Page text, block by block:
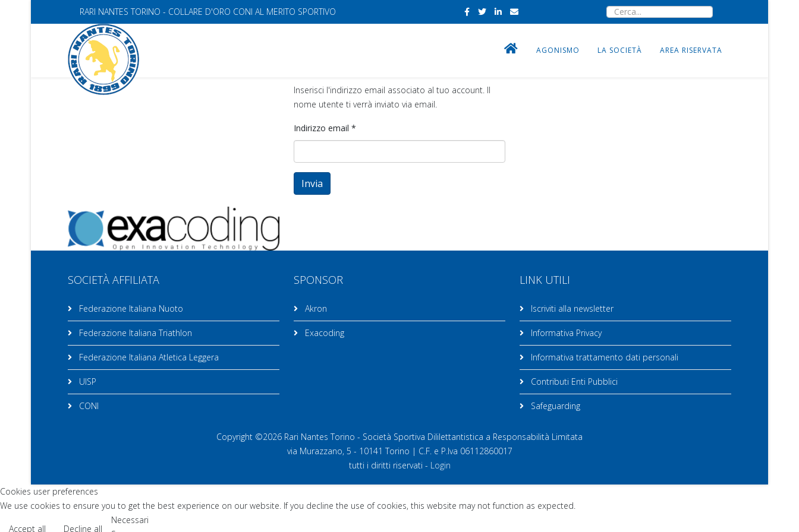
RARI NANTES TORINO - COLLARE D'ORO CONI AL MERITO SPORTIVO
AGONISMO LA SOCIETÀ AREA RISERVATA
Inserisci l'indirizzo email associato al tuo account. Il
nome utente ti verrà inviato via email.
Indirizzo email *
Invia
SOCIETÀ AFFILIATA
Federazione Italiana Nuoto
Federazione Italiana Triathlon
Federazione Italiana Atletica Leggera
UISP
CONI
SPONSOR
Akron
Exacoding
LINK UTILI
Iscriviti alla newsletter
Informativa Privacy
Informativa trattamento dati personali
Contributi Enti Pubblici
Safeguarding
Copyright ©2026 Rari Nantes Torino - Società Sportiva Dililettantistica a Responsabilità Limitata
via Murazzano, 5 - 10141 Torino | C.F. e P.Iva 06112860017
tutti i diritti riservati - Login
Cookies user preferences
We use cookies to ensure you to get the best experience on our website. If you decline the use of cookies, this website may not function as expected.
Accept all Decline all
Necessari